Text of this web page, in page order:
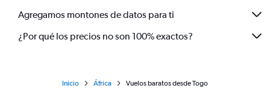
Agregamos montones de datos para ti
¿Por qué los precios no son 100% exactos?
Inicio África Vuelos baratos desde Togo